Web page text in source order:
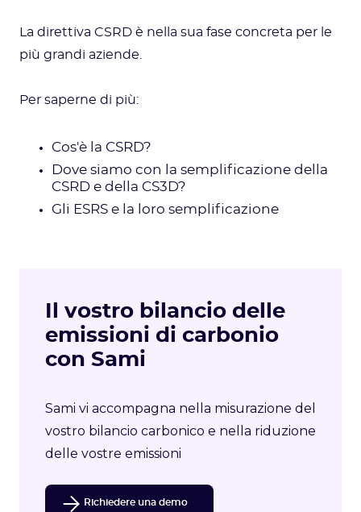
La direttiva CSRD è nella sua fase concreta per le
più grandi aziende.
Per saperne di più:
Cos'è la CSRD?
Dove siamo con la semplificazione della
CSRD e della CS3D?
Gli ESRS e la loro semplificazione
Il vostro bilancio delle
emissioni di carbonio
con Sami
Sami vi accompagna nella misurazione del
vostro bilancio carbonico e nella riduzione
delle vostre emissioni
Richiedere una demo